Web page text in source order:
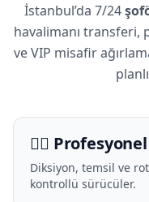
İstanbul’da 7/24
havalimanı transferi,
ve VIP misafir
🧑‍✈️
Diksiyon, temsil ve
kontrollü sürücüler.